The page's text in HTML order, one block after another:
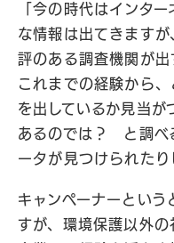
「今の時代はインタ
な情報は出てきます
評のある調査機関が出
これまでの経験から
を出しているか見当が
あるのでは？ と調べ
ータが見つけられたり
キャンペーナーとい
すが、環境保護以外